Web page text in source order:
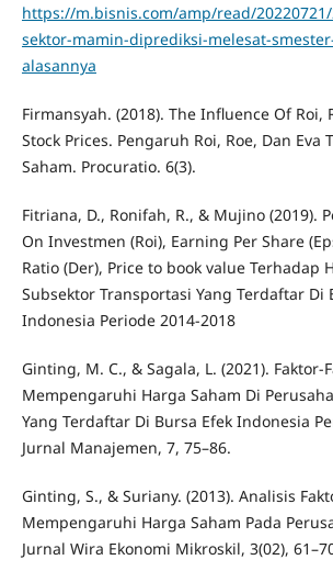
https://m.bisnis.com/amp/read/
sektor-mamin-diprediksi-melesat-
alasannya
Firmansyah. (2018). The Influence Of Roi,
Stock Prices. Pengaruh Roi, Roe, Dan Eva
Saham. Procuratio. 6(3).
Fitriana, D., Ronifah, R., & Mujino (2019).
On Investmen (Roi), Earning Per Share
Ratio (Der), Price to book value Terhadap
Subsektor Transportasi Yang Terdaftar Di
Indonesia Periode 2014-2018
Ginting, M. C., & Sagala, L. (2021). Faktor-
Mempengaruhi Harga Saham Di
Yang Terdaftar Di Bursa Efek Indonesia
Jurnal Manajemen, 7, 75–86.
Ginting, S., & Suriany. (2013). Analisis
Mempengaruhi Harga Saham Pada
Jurnal Wira Ekonomi Mikroskil, 3(02),